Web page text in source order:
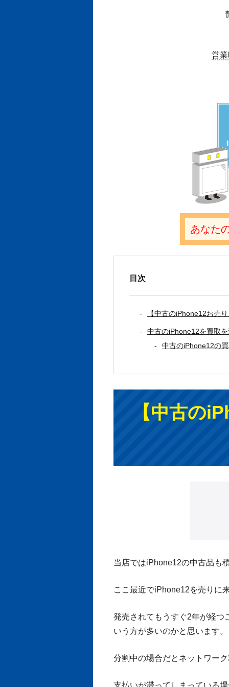
営
あなた
目次
【中古のiPhone12お売
中古のiPhone12を買取
中古のiPhone12の
【中古の
当店ではiPhone12の中古品も
ここ最近でiPhone12を売りに
発売されてもうすぐ2年が経つ
いう方が多いのかと思います。
分割中の場合だとネットワー
支払いが滞ってしまっている